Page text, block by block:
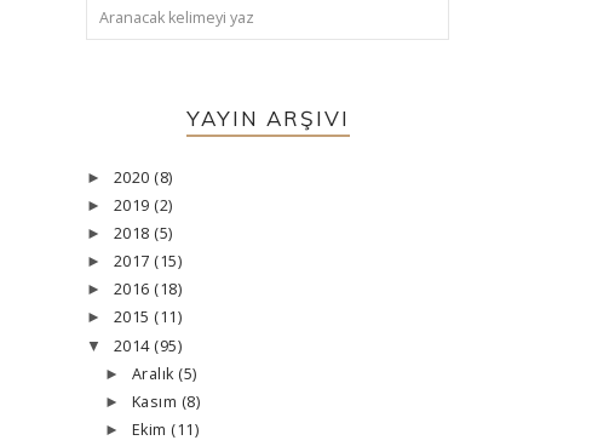
YAYIN ARŞIVI
► 2020 (8)
► 2019 (2)
► 2018 (5)
► 2017 (15)
► 2016 (18)
► 2015 (11)
▼ 2014 (95)
► Aralık (5)
► Kasım (8)
► Ekim (11)